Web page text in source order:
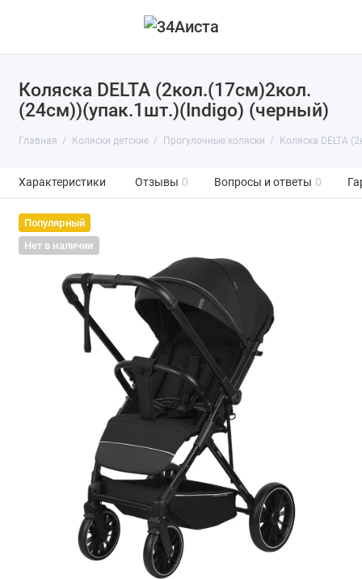
Коляска DELTA (2кол.(17см)2кол.
(24см))(упак.1шт.)(Indigo) (черный)
Главная Коляски детские Прогулочные коляски Коляска DELTA
Характеристики Отзывы 0 Вопросы и ответы 0
Популярный
Нет в наличии